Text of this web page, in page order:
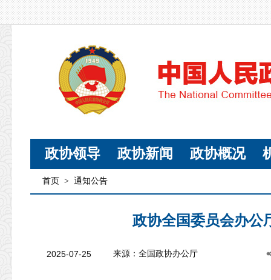
政协领导 政协新闻 政协概况
首页 > 通知公告
政协全国委员会办公
2025-07-25 来源：全国政协办公厅